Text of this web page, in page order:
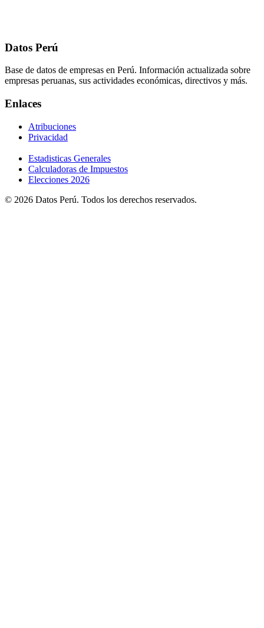
Datos Perú
Base de datos de empresas en Perú. Información actualizada sobre
empresas peruanas, sus actividades económicas, directivos y más.
Enlaces
Atribuciones
Privacidad
Estadisticas Generales
Calculadoras de Impuestos
Elecciones 2026
© 2026 Datos Perú. Todos los derechos reservados.